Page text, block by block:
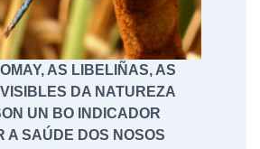
AS LIBELIÑAS, AS
DA NATUREZA
UN BO INDICADOR
A SAÚDE DOS NOSOS